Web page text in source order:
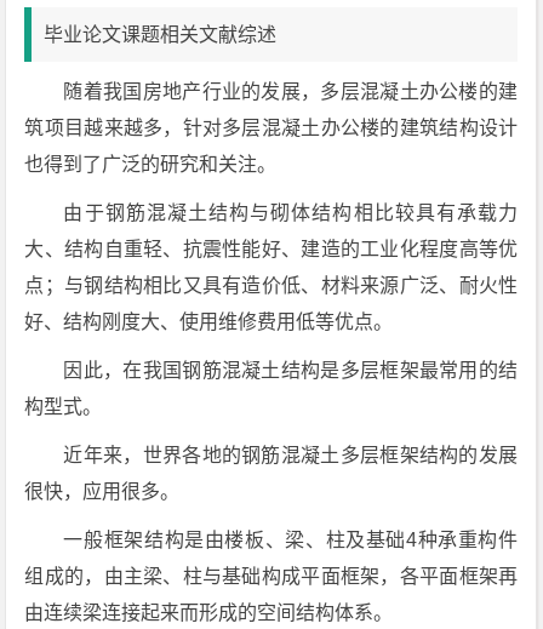
毕业论文课题相关文献综述
随着我国房地产行业的发展，多层混凝土办公楼的建
筑项目越来越多，针对多层混凝土办公楼的建筑结构设计
也得到了广泛的研究和关注。
由于钢筋混凝土结构与砌体结构相比较具有承载力
大、结构自重轻、抗震性能好、建造的工业化程度高等优
点；与钢结构相比又具有造价低、材料来源广泛、耐火性
好、结构刚度大、使用维修费用低等优点。
因此，在我国钢筋混凝土结构是多层框架最常用的结
构型式。
近年来，世界各地的钢筋混凝土多层框架结构的发展
很快，应用很多。
一般框架结构是由楼板、梁、柱及基础4种承重构件
组成的，由主梁、柱与基础构成平面框架，各平面框架再
由连续梁连接起来而形成的空间结构体系。